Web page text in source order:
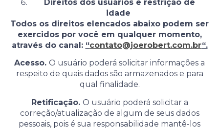
Direitos dos usuários e restrição de
idade
Todos os direitos elencados abaixo podem ser
exercidos por você em qualquer momento,
através do canal: “contato@joerobert.com.br“.
Acesso. O usuário poderá solicitar informações a
respeito de quais dados são armazenados e para
qual finalidade.
Retificação. O usuário poderá solicitar a
correção/atualização de algum de seus dados
pessoais, pois é sua responsabilidade mantê-los